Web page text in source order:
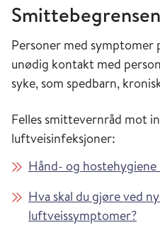
Personer med symptomer
unødig kontakt med
syke, som spedbarn,
Felles smittevernråd mot
luftveisinfeksjoner:
Hånd- og
Hva skal du gjøre ved
luftveissymptomer?